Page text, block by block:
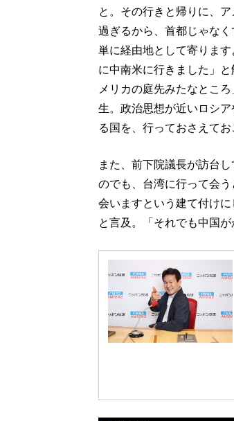
と。その行きと帰りに、
過ぎるから、首都じゃな
単に経由地として寄りま
に中南米に行きました」
メリカの庭先みたなとこ
生。政治思想が近いロシ
る国を、行っておさえて
また、前下院議長が訪台
のでも、台湾に行って会
会いますという建て付け
と言及。「それでも中国